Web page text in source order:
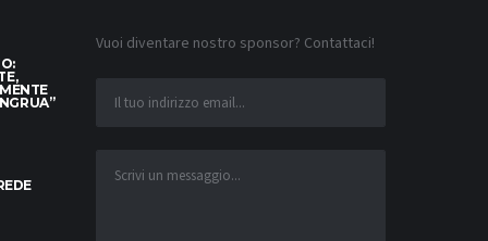
Vuoi diventare nostro sponsor? Contattaci!